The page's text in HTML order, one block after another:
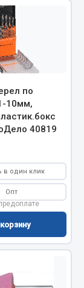
по
10мм,
40819
в один клик
Опт